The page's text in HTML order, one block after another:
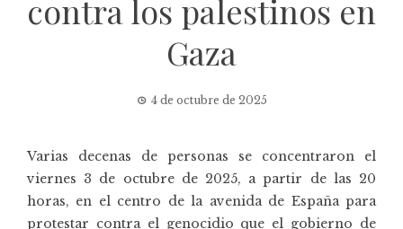
contra los palestinos en
Gaza
4 de octubre de 2025
Varias decenas de personas se concentraron el
viernes 3 de octubre de 2025, a partir de las 20
horas, en el centro de la avenida de España para
protestar contra el genocidio que el gobierno de